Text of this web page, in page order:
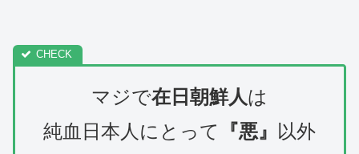
マジで在日朝鮮人は
純血日本人にとって
『悪』
以外